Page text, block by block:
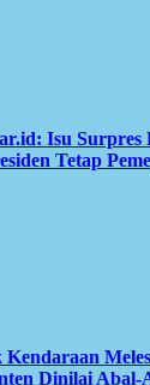
Isu
Tetap
Dinilai Abal-